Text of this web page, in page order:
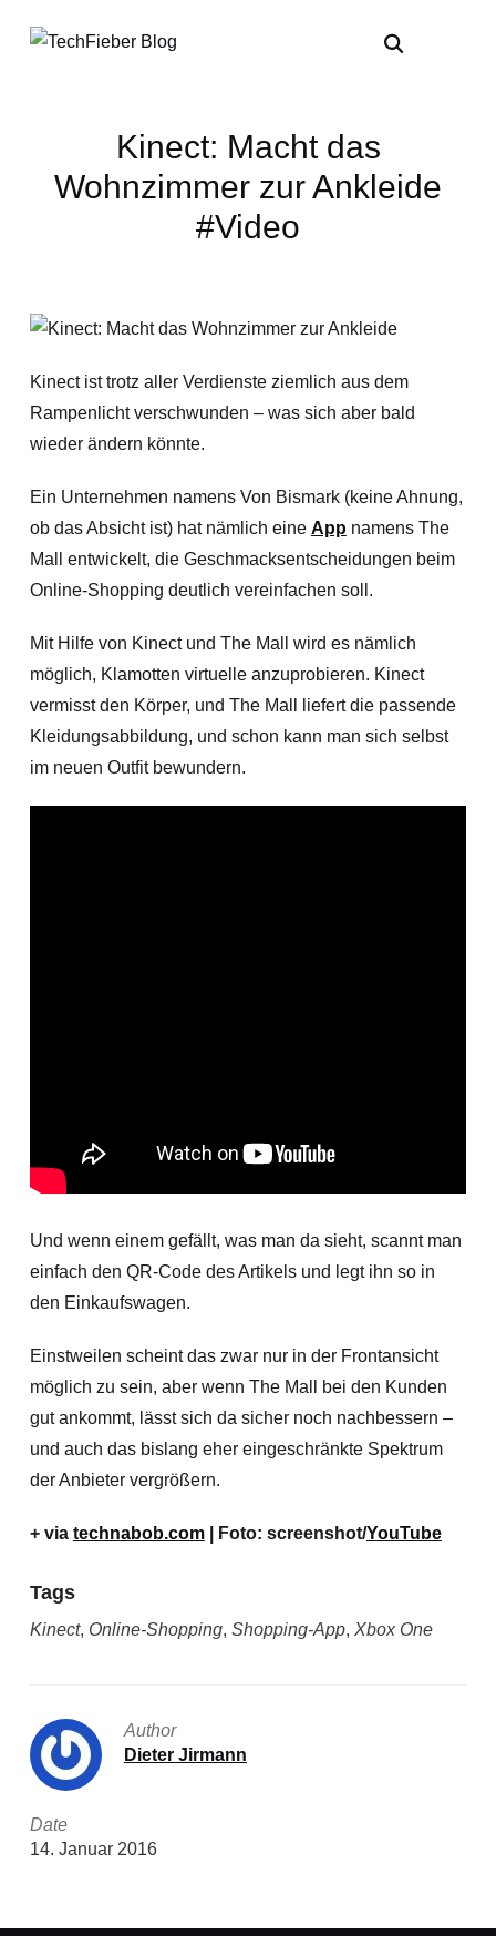
Kinect: Macht das
Wohnzimmer zur Ankleide
#Video
Kinect ist trotz aller Verdienste ziemlich aus dem
Rampenlicht verschwunden – was sich aber bald
wieder ändern könnte.
Ein Unternehmen namens Von Bismark (keine Ahnung,
ob das Absicht ist) hat nämlich eine App namens The
Mall entwickelt, die Geschmacksentscheidungen beim
Online-Shopping deutlich vereinfachen soll.
Mit Hilfe von Kinect und The Mall wird es nämlich
möglich, Klamotten virtuelle anzuprobieren. Kinect
vermisst den Körper, und The Mall liefert die passende
Kleidungsabbildung, und schon kann man sich selbst
im neuen Outfit bewundern.
Und wenn einem gefällt, was man da sieht, scannt man
einfach den QR-Code des Artikels und legt ihn so in
den Einkaufswagen.
Einstweilen scheint das zwar nur in der Frontansicht
möglich zu sein, aber wenn The Mall bei den Kunden
gut ankommt, lässt sich da sicher noch nachbessern –
und auch das bislang eher eingeschränkte Spektrum
der Anbieter vergrößern.
+ via technabob.com| Foto: screenshot/YouTube
Tags
Kinect, Online-Shopping, Shopping-App, Xbox One
Author
Dieter Jirmann
Date
14. Januar 2016